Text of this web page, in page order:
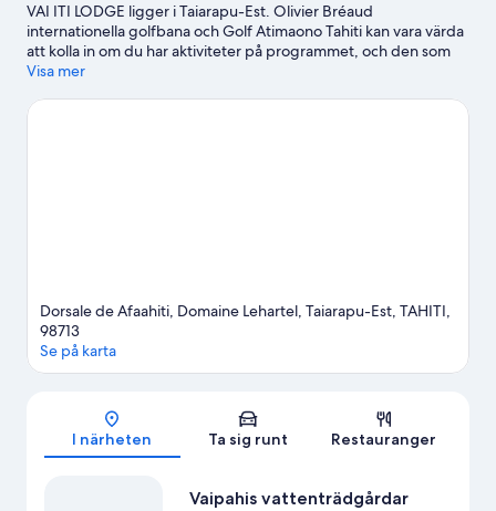
VAI ITI LODGE ligger i Taiarapu-Est. Olivier Bréaud
internationella golfbana och Golf Atimaono Tahiti kan vara värda
att kolla in om du har aktiviteter på programmet, och den som
föredrar att uppleva områdets vackra natur kan utforska Maui-
trädgård och Botaniska trädgårdar är också värda ett besök.
Visa mer
Dorsale de Afaahiti, Domaine Lehartel, Taiarapu-Est, TAHITI,
98713
Se på karta
I närheten Ta sig runt Restauranger
Vaipahis vattenträdgårdar